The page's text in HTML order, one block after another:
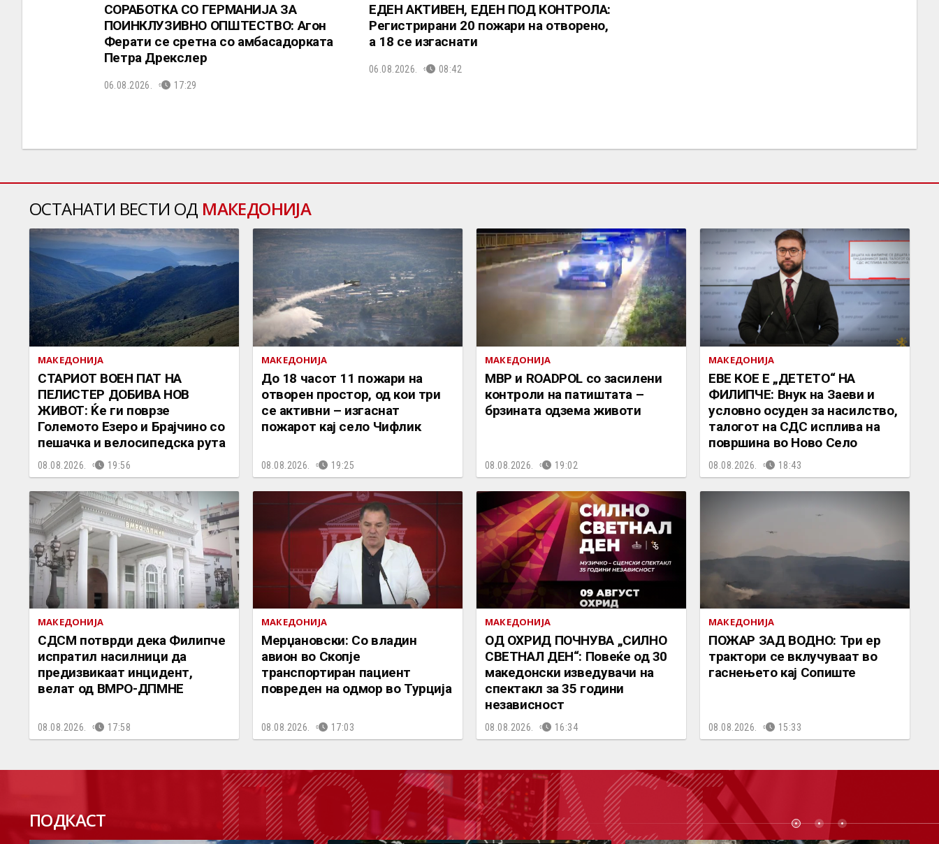
СОРАБОТКА СО ГЕРМАНИЈА ЗА
ПОИНКЛУЗИВНО ОПШТЕСТВО: Агон
Ферати се сретна со амбасадорката
Петра Дрекслер
06.08.2026. 17:29
ЕДЕН АКТИВЕН, ЕДЕН ПОД КОНТРОЛА:
Регистрирани 20 пожари на отворено,
a 18 се изгаснати
06.08.2026. 08:42
ОСТАНАТИ ВЕСТИ ОД МАКЕДОНИЈА
МАКЕДОНИЈА
СТАРИОТ ВОЕН ПАТ НА
ПЕЛИСТЕР ДОБИВА НОВ
ЖИВОТ: Ќе ги поврзе
Големото Езеро и Брајчино со
пешачка и велосипедска рута
08.08.2026. 19:56
МАКЕДОНИЈА
До 18 часот 11 пожари на
отворен простор, од кои три
се активни – изгаснат
пожарот кај село Чифлик
08.08.2026. 19:25
МАКЕДОНИЈА
МВР и ROADPOL со засилени
контроли на патиштата –
брзината одзема животи
08.08.2026. 19:02
МАКЕДОНИЈА
ЕВЕ КОЕ Е „ДЕТЕТО“ НА
ФИЛИПЧЕ: Внук на Заеви и
условно осуден за насилство,
талогот на СДС исплива на
површина во Ново Село
08.08.2026. 18:43
МАКЕДОНИЈА
СДСМ потврди дека Филипче
испратил насилници да
предизвикаат инцидент,
велат од ВМРО-ДПМНЕ
08.08.2026. 17:58
МАКЕДОНИЈА
Мерџановски: Со владин
авион во Скопје
транспортиран пациент
повреден на одмор во Турција
08.08.2026. 17:03
МАКЕДОНИЈА
ОД ОХРИД ПОЧНУВА „СИЛНО
СВЕТНАЛ ДЕН“: Повеќе од 30
македонски изведувачи на
спектакл за 35 години
независност
08.08.2026. 16:34
МАКЕДОНИЈА
ПОЖАР ЗАД ВОДНО: Три ер
трактори се вклучуваат во
гаснењето кај Сопиште
08.08.2026. 15:33
ПОДКАСТ ПОДКАСТ